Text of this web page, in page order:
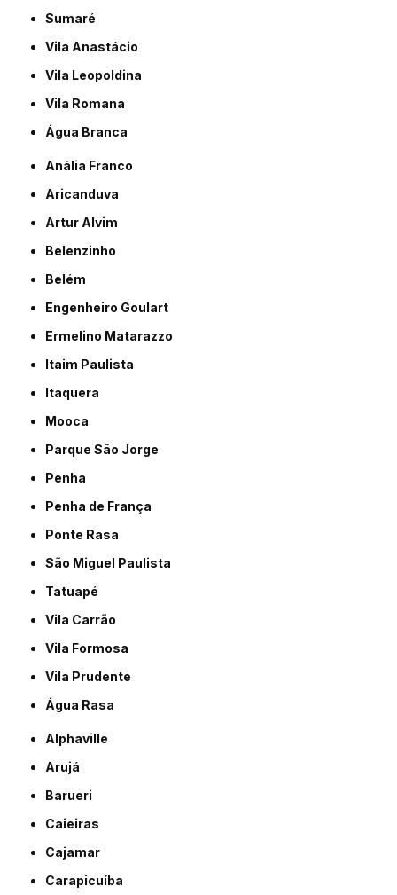
Sumaré
Vila Anastácio
Vila Leopoldina
Vila Romana
Água Branca
Anália Franco
Aricanduva
Artur Alvim
Belenzinho
Belém
Engenheiro Goulart
Ermelino Matarazzo
Itaim Paulista
Itaquera
Mooca
Parque São Jorge
Penha
Penha de França
Ponte Rasa
São Miguel Paulista
Tatuapé
Vila Carrão
Vila Formosa
Vila Prudente
Água Rasa
Alphaville
Arujá
Barueri
Caieiras
Cajamar
Carapicuíba